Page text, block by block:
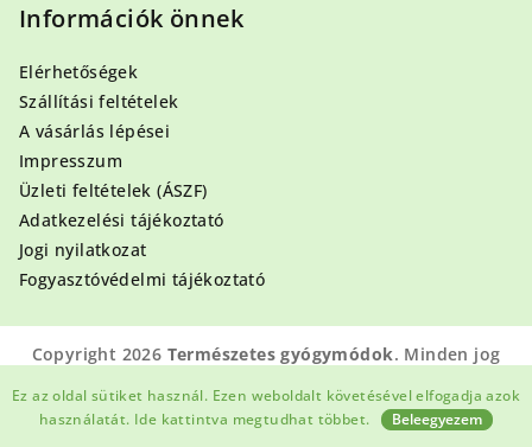
Ez az oldal sütiket használ. Ezen weboldalt követésével elfogadja azok
használatát. Ide kattintva megtudhat többet. Beleegyezem
Információk önnek
Elérhetőségek
Szállítási feltételek
A vásárlás lépései
Impresszum
Üzleti feltételek (ÁSZF)
Adatkezelési tájékoztató
Jogi nyilatkozat
Fogyasztóvédelmi tájékoztató
Copyright 2026 Természetes gyógymódok. Minden jog
fenntartva.
Shoptet készítette